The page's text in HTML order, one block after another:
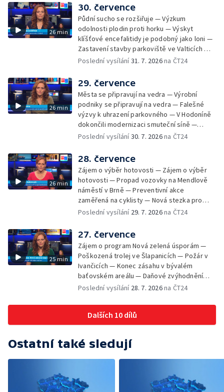
26 min
30. července
Půdní sucho se rozšiřuje — Výzkum
odolnosti plodin proti horku — Výskyt
klíšťové encefalitidy je podobný jako loni —
Zastavení stavby parkoviště ve Valticích —
Spor o lokalitu lesa v Rožnově pod
organismus — Kybernetický incident na
Masarykově univerzitě — Slavnostní
vyřazení absolventů Univerzity obran —
Letní kurzy umění pro mladé — Mobilní
kurníky pomáhají na poli
Poslední vysílání31. 7. 2026na ČT24
26 min
29. července
Města se připravují na vedra — Výrobní
podniky se připravují na vedra — Falešné
výzvy k uhrazení parkovného — V Hodoníně
dokončili modernizaci smuteční síně —
Chybějící toalety u dětských hřišť —
bývalého nákupního domu Letná — Končí 52.
ročník Letní filmové školy — 3. ročník
komunitní akce Stůl ve středu — Cesta na
podporu paliativní péče
Poslední vysílání30. 7. 2026na ČT24
26 min
28. července
Zájem o výběr hotovosti — Zájem o výběr
hotovosti — Propad vozovky na Mendlově
náměstí v Brně — Preventivní akce
zaměřená na cyklisty — Nová stezka pro
cyklisty na Zlínsku — Letecká linka mezi
pozorovat zatmění Slunce — Den AČFK na
Letní filmové škole — Milan Uhde slaví 90 let
— Rekonstrukce vojenského srubu
Poslední vysílání 29. 7. 2026na ČT24
25 min
27. července
Zájem o program Nová zelená úsporám —
Poškozená trolej ve Šlapanicích — Požár v
Ivančicích — Konec zásahu v bývalém
baťovském areálu — Daňové zvýhodnění
vína — Výhružky na magistrátu v Olomouci —
Brněnské týmy v první fotbalové lize —
Chystaná rekonstrukce bývalé věznice —
Nový seriál pro děti
Poslední vysílání 28. 7. 2026na ČT24
Dalších 10 dílů
Ostatní také sledují